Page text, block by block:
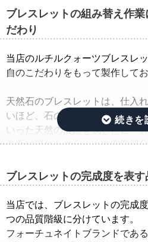
ブレスレットの組み替え作
だわり
当店のルチルクォーツブレスレ
自のこだわりをもって製作してお
天然石のブレスレットは、仕入
いほど、石の品質のバラつきが
いった天然の痕跡を残したビー
表面に現れたクラックや空洞部
ばれています。
そこで当店では、ルチルクォー
ままの状態でご紹介するのでは
「組み替え作業」を行っていま
ブレスレットの完成度を表
当店では、ブレスレットの完成
つの品質階級に分けています。
フォーチュネイトブランドであ